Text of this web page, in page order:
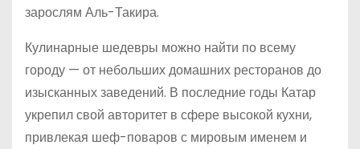
зарослям Аль-Такира.
Кулинарные шедевры можно найти по всему
городу — от небольших домашних ресторанов до
изысканных заведений. В последние годы Катар
укрепил свой авторитет в сфере высокой кухни,
привлекая шеф-поваров с мировым именем и